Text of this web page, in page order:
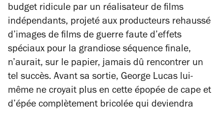
budget ridicule par un réalisateur de films
indépendants, projeté aux producteurs rehaussé
d’images de films de guerre faute d’effets
spéciaux pour la grandiose séquence finale,
n’aurait, sur le papier, jamais dû rencontrer un
tel succès. Avant sa sortie, George Lucas lui-
même ne croyait plus en cette épopée de cape et
d’épée complètement bricolée qui deviendra